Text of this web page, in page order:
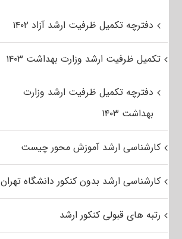
دفترچه تکمیل ظرفیت ارشد آزاد ۱۴۰۲
تکمیل ظرفیت ارشد وزارت بهداشت ۱۴۰۳
دفترچه تکمیل ظرفیت ارشد وزارت
بهداشت ۱۴۰۳
کارشناسی ارشد آموزش محور چیست
کارشناسی ارشد بدون کنکور دانشگاه تهران
رتبه های قبولی کنکور ارشد